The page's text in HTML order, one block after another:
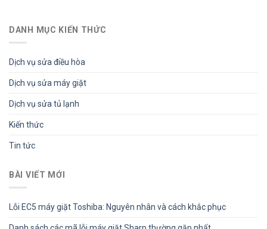
DANH MỤC KIẾN THỨC
Dịch vụ sửa điều hòa
Dịch vụ sửa máy giặt
Dịch vụ sửa tủ lạnh
Kiến thức
Tin tức
BÀI VIẾT MỚI
Lỗi EC5 máy giặt Toshiba: Nguyên nhân và cách khắc phục